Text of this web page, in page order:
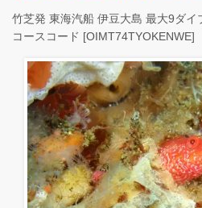
竹芝発 東海汽船 伊豆大島 最大9ダイ
コースコード [OIMT74TYOKENWE]